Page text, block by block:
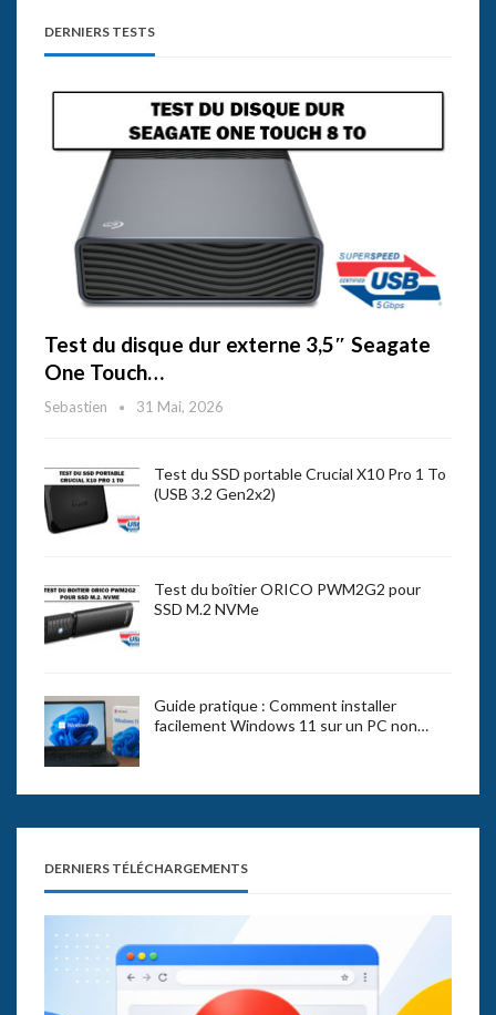
DERNIERS TESTS
Test du disque dur externe 3,5″ Seagate
One Touch…
Sebastien 31 Mai, 2026
Test du SSD portable Crucial X10 Pro 1 To
(USB 3.2 Gen2x2)
Test du boîtier ORICO PWM2G2 pour
SSD M.2 NVMe
Guide pratique : Comment installer
facilement Windows 11 sur un PC non…
DERNIERS TÉLÉCHARGEMENTS